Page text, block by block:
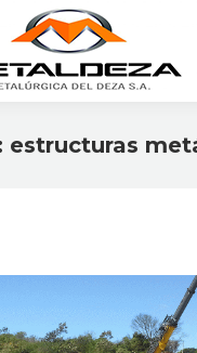
estructuras